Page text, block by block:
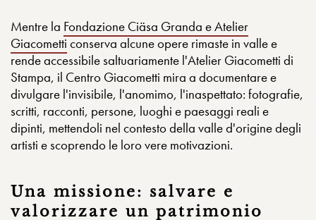
Mentre la Fondazione Ciäsa Granda e Atelier
Giacometti conserva alcune opere rimaste in valle e
rende accessibile saltuariamente l'Atelier Giacometti di
Stampa, il Centro Giacometti mira a documentare e
divulgare l'invisibile, l'anomimo, l'inaspettato: fotografie,
scritti, racconti, persone, luoghi e paesaggi reali e
dipinti, mettendoli nel contesto della valle d'origine degli
artisti e scoprendo le loro vere motivazioni.
Una missione: salvare e
valorizzare un patrimonio